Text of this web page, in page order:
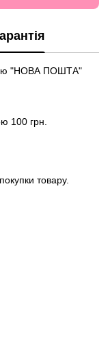
"НОВА ПОШТА"
100 грн.
товару.